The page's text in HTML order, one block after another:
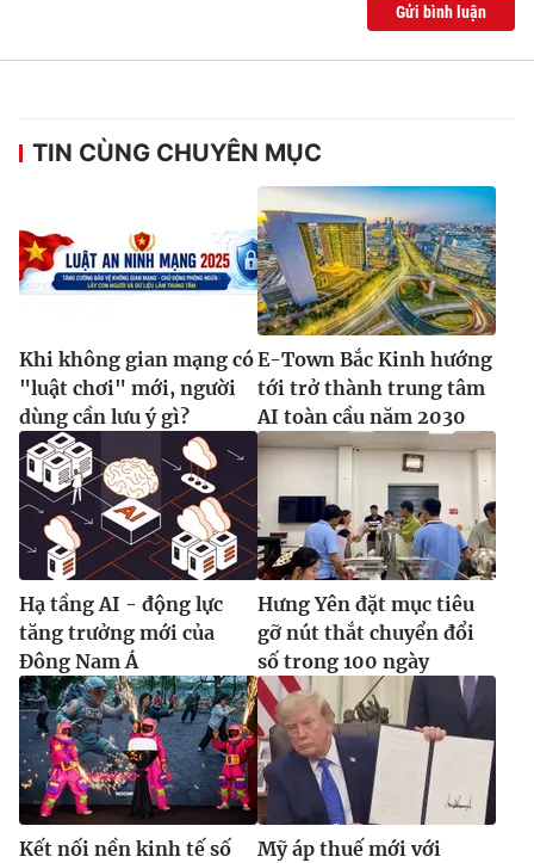
Gửi bình luận
TIN CÙNG CHUYÊN MỤC
Khi không gian mạng có
"luật chơi" mới, người
dùng cần lưu ý gì?
E-Town Bắc Kinh hướng
tới trở thành trung tâm
AI toàn cầu năm 2030
Hạ tầng AI - động lực
tăng trưởng mới của
Đông Nam Á
Hưng Yên đặt mục tiêu
gỡ nút thắt chuyển đổi
số trong 100 ngày
Kết nối nền kinh tế số
Mỹ áp thuế mới với